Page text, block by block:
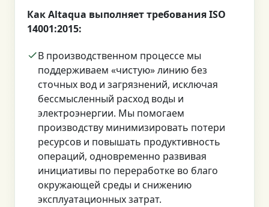
Как Altaqua выполняет требования ISO
14001:2015:
В производственном процессе мы
поддерживаем «чистую» линию без
сточных вод и загрязнений, исключая
бессмысленный расход воды и
электроэнергии. Мы помогаем
производству минимизировать потери
ресурсов и повышать продуктивность
операций, одновременно развивая
инициативы по переработке во благо
окружающей среды и снижению
эксплуатационных затрат.